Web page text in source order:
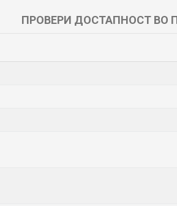
ПРОВЕРИ ДОСТАПНОСТ ВО